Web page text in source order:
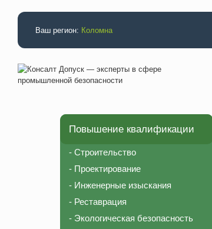
Ваш регион: Коломна
Аттестации
Электробезопасность
Промышленная безопасность
Неразрушающий контроль (специалисты)
Неразрушающий контроль (лаборатория)
НАКС (технология)
Повышение квалификации
- Строительство
- Проектирование
- Инженерные изыскания
- Реставрация
- Экологическая безопасность